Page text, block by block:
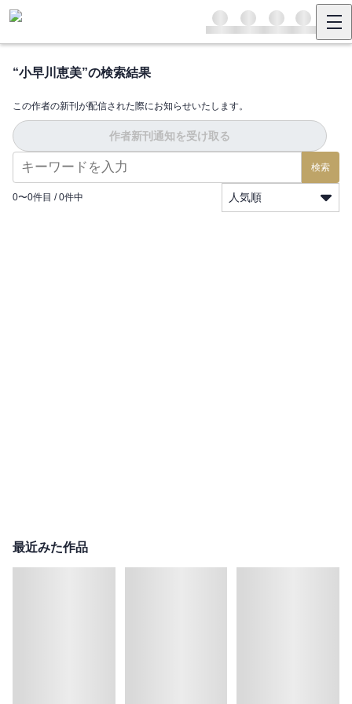
“小早川恵美”の検索結果
この作者の新刊が配信された際にお知らせいたします。
作者新刊通知を受け取る
検索
0〜0件目 / 0件中 人気順
最近みた作品